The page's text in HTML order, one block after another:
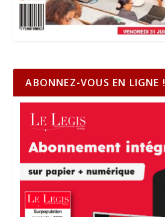
ABONNEZ-VOUS EN LIGNE !